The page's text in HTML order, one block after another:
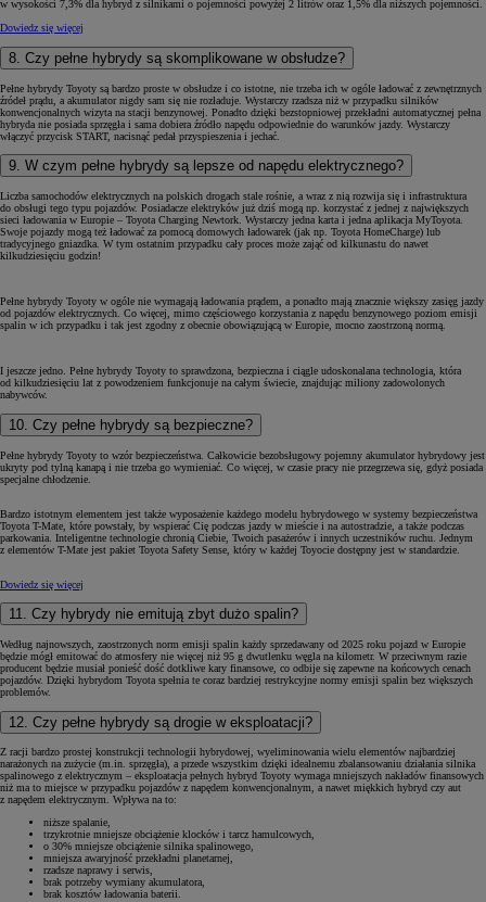
w wysokości 7,3% dla hybryd z silnikami o pojemności powyżej 2 litrów oraz 1,5% dla niższych pojemności.
Dowiedz się więcej
8. Czy pełne hybrydy są skomplikowane w obsłudze?
Pełne hybrydy Toyoty są bardzo proste w obsłudze i co istotne, nie trzeba ich w ogóle ładować z zewnętrznych
źródeł prądu, a akumulator nigdy sam się nie rozładuje. Wystarczy rzadsza niż w przypadku silników
konwencjonalnych wizyta na stacji benzynowej. Ponadto dzięki bezstopniowej przekładni automatycznej pełna
hybryda nie posiada sprzęgła i sama dobiera źródło napędu odpowiednie do warunków jazdy. Wystarczy
włączyć przycisk START, nacisnąć pedał przyspieszenia i jechać.
9. W czym pełne hybrydy są lepsze od napędu elektrycznego?
Liczba samochodów elektrycznych na polskich drogach stale rośnie, a wraz z nią rozwija się i infrastruktura
do obsługi tego typu pojazdów. Posiadacze elektryków już dziś mogą np. korzystać z jednej z największych
sieci ładowania w Europie – Toyota Charging Newtork. Wystarczy jedna karta i jedna aplikacja MyToyota.
Swoje pojazdy mogą też ładować za pomocą domowych ładowarek (jak np. Toyota HomeCharge) lub
tradycyjnego gniazdka. W tym ostatnim przypadku cały proces może zająć od kilkunastu do nawet
kilkudziesięciu godzin!
Pełne hybrydy Toyoty w ogóle nie wymagają ładowania prądem, a ponadto mają znacznie większy zasięg jazdy
od pojazdów elektrycznych. Co więcej, mimo częściowego korzystania z napędu benzynowego poziom emisji
spalin w ich przypadku i tak jest zgodny z obecnie obowiązującą w Europie, mocno zaostrzoną normą.
I jeszcze jedno. Pełne hybrydy Toyoty to sprawdzona, bezpieczna i ciągle udoskonalana technologia, która
od kilkudziesięciu lat z powodzeniem funkcjonuje na całym świecie, znajdując miliony zadowolonych
nabywców.
10. Czy pełne hybrydy są bezpieczne?
Pełne hybrydy Toyoty to wzór bezpieczeństwa. Całkowicie bezobsługowy pojemny akumulator hybrydowy jest
ukryty pod tylną kanapą i nie trzeba go wymieniać. Co więcej, w czasie pracy nie przegrzewa się, gdyż posiada
specjalne chłodzenie.
Bardzo istotnym elementem jest także wyposażenie każdego modelu hybrydowego w systemy bezpieczeństwa
Toyota T-Mate, które powstały, by wspierać Cię podczas jazdy w mieście i na autostradzie, a także podczas
parkowania. Inteligentne technologie chronią Ciebie, Twoich pasażerów i innych uczestników ruchu. Jednym
z elementów T-Mate jest pakiet Toyota Safety Sense, który w każdej Toyocie dostępny jest w standardzie.
Dowiedz się więcej
11. Czy hybrydy nie emitują zbyt dużo spalin?
Według najnowszych, zaostrzonych norm emisji spalin każdy sprzedawany od 2025 roku pojazd w Europie
będzie mógł emitować do atmosfery nie więcej niż 95 g dwutlenku węgla na kilometr. W przeciwnym razie
producent będzie musiał ponieść dość dotkliwe kary finansowe, co odbije się zapewne na końcowych cenach
pojazdów. Dzięki hybrydom Toyota spełnia te coraz bardziej restrykcyjne normy emisji spalin bez większych
problemów.
12. Czy pełne hybrydy są drogie w eksploatacji?
Z racji bardzo prostej konstrukcji technologii hybrydowej, wyeliminowania wielu elementów najbardziej
narażonych na zużycie (m.in. sprzęgła), a przede wszystkim dzięki idealnemu zbalansowaniu działania silnika
spalinowego z elektrycznym – eksploatacja pełnych hybryd Toyoty wymaga mniejszych nakładów finansowych
niż ma to miejsce w przypadku pojazdów z napędem konwencjonalnym, a nawet miękkich hybryd czy aut
z napędem elektrycznym. Wpływa na to:
niższe spalanie,
trzykrotnie mniejsze obciążenie klocków i tarcz hamulcowych,
o 30% mniejsze obciążenie silnika spalinowego,
mniejsza awaryjność przekładni planetarnej,
rzadsze naprawy i serwis,
brak potrzeby wymiany akumulatora,
brak kosztów ładowania baterii.